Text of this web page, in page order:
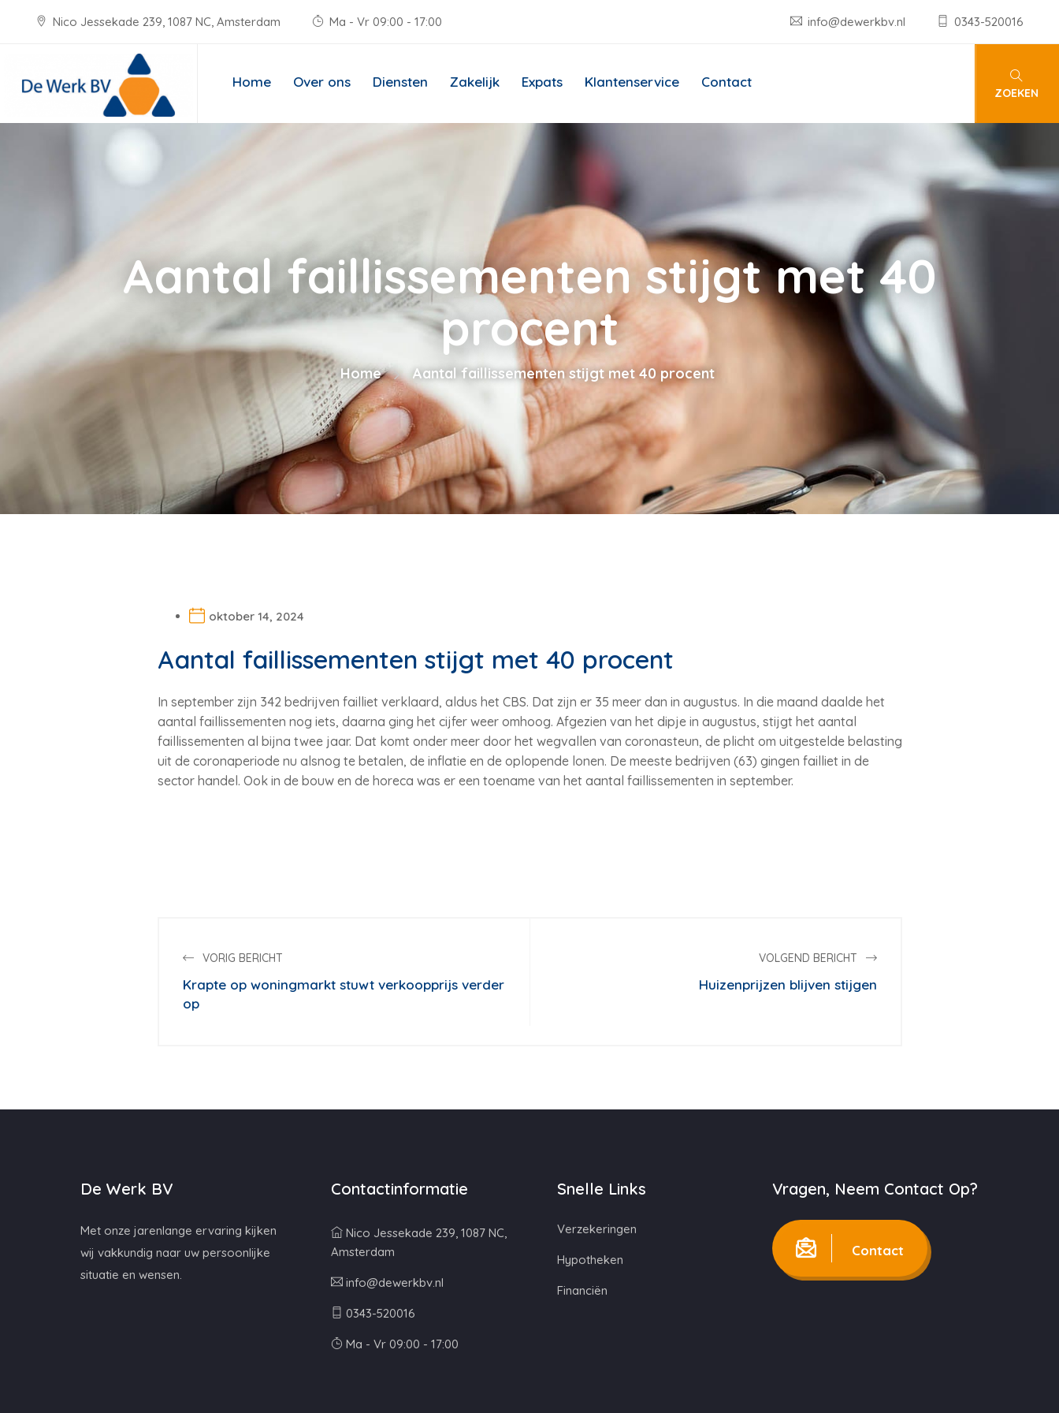
Nico Jessekade 239, 1087 NC, Amsterdam Ma - Vr 09:00 - 17:00 info@dewerkbv.nl 0343-520016
Home Over ons Diensten Zakelijk Expats Klantenservice Contact
ZOEKEN
Aantal faillissementen stijgt met 40
procent
Home Aantal faillissementen stijgt met 40 procent
oktober 14, 2024
Aantal faillissementen stijgt met 40 procent
In september zijn 342 bedrijven failliet verklaard, aldus het CBS. Dat zijn er 35 meer dan in augustus. In die maand daalde het
aantal faillissementen nog iets, daarna ging het cijfer weer omhoog. Afgezien van het dipje in augustus, stijgt het aantal
faillissementen al bijna twee jaar. Dat komt onder meer door het wegvallen van coronasteun, de plicht om uitgestelde belasting
uit de coronaperiode nu alsnog te betalen, de inflatie en de oplopende lonen. De meeste bedrijven (63) gingen failliet in de
sector handel. Ook in de bouw en de horeca was er een toename van het aantal faillissementen in september.
VORIG BERICHT
Krapte op woningmarkt stuwt verkoopprijs verder
op
VOLGEND BERICHT
Huizenprijzen blijven stijgen
De Werk BV
Met onze jarenlange ervaring kijken
wij vakkundig naar uw persoonlijke
situatie en wensen.
Contactinformatie
Nico Jessekade 239, 1087 NC,
Amsterdam
info@dewerkbv.nl
0343-520016
Ma - Vr 09:00 - 17:00
Snelle Links
Verzekeringen
Hypotheken
Financiën
Vragen, Neem Contact Op?
Contact